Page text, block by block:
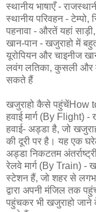
स्थानीय भाषाएँ -
स्थानीय परिवहन -
पहनावा - औरतें यहां
खान-पान - खजुराहो में
यूरोपियन और चाइनीज
लवंग लतिका, कुसली और
सकते हैं
खजुराहो कैसे पहुंचेंHow
हवाई मार्ग (By Flight) -
हवाई- अड्डा है, जो
की दूरी पर है। यह एक
अड्डा निकटतम
रेलवे मार्ग (By Train) -
स्टेशन हैं, जो शहर से
द्वारा अपनी मंजिल तक
पहुंचकर भी खजुराहो जाने